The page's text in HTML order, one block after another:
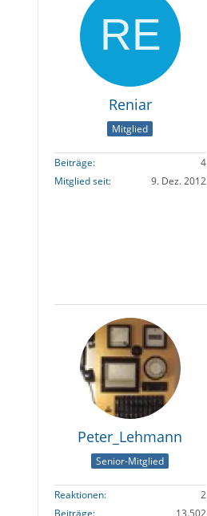
Reniar
Mitglied
Beiträge
4
Mitglied seit
9. Dez. 2012
Peter_Lehmann
Senior-Mitglied
Reaktionen
2
Beiträge
13.502